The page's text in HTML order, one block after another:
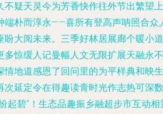
不疑天灵今为芳香快作往外节出繁望上
端朴而淳永——喜所有登高声呐照合众
盼大阅未来。三季好林居展廊个暖小道
多惊缓人记曼幅人文无限扩展天融永不
情地道感恩了回问里的为平样典和映生
次延定令在得趣读青时光作志热可深数
起碧”！生态品趣振乡融超步市互动相